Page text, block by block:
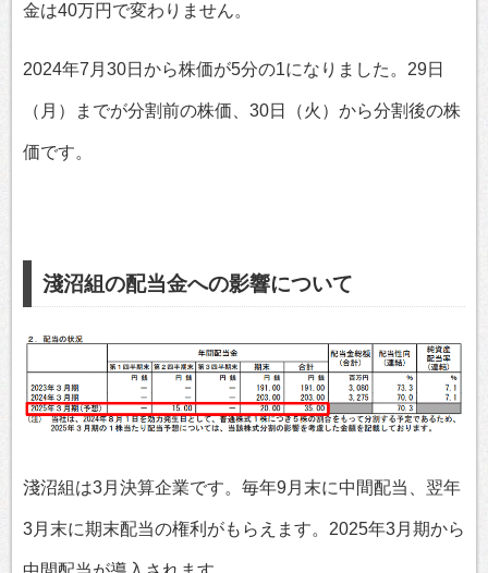
金は40万円で変わりません。
2024年7月30日から株価が5分の1になりました。29日
（月）までが分割前の株価、30日（火）から分割後の株
価です。
淺沼組の配当金への影響について
淺沼組は3月決算企業です。毎年9月末に中間配当、翌年
3月末に期末配当の権利がもらえます。2025年3月期から